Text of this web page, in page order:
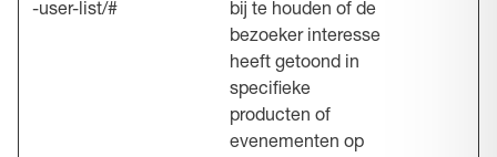
-user-list/#
bij te houden of de
bezoeker interesse
heeft getoond in
specifieke
producten of
evenementen op